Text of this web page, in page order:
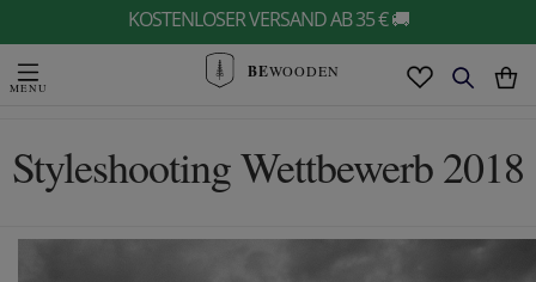
KOSTENLOSER VERSAND AB 35 € 🚚
BEWOODEN
Styleshooting Wettbewerb 2018